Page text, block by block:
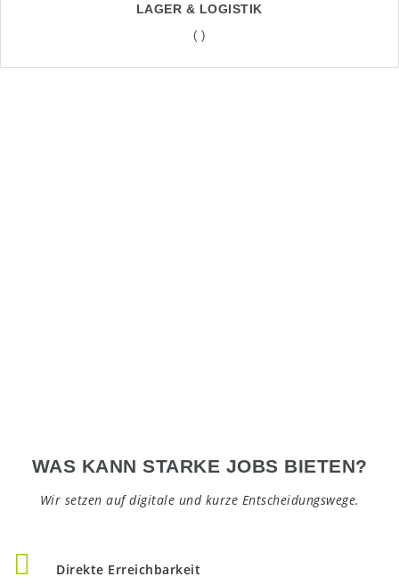
LAGER & LOGISTIK
( )
WAS KANN STARKE JOBS BIETEN?
Wir setzen auf digitale und kurze Entscheidungswege.
Direkte Erreichbarkeit